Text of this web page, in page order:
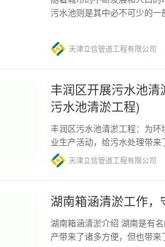
污水池则是其中必不可少的
天津立信管道工程有限公司
丰润区开展污水池
污水池清淤工程)
丰润区污水池清淤工程：为
业生产活动，给污水处理带
期使用中会积累大量废弃物和…
天津立信管道工程有限公司
湖南箱涵清淤工作
湖南箱涵清淤介绍 湖南是有
产带来了诸多方便，但也带